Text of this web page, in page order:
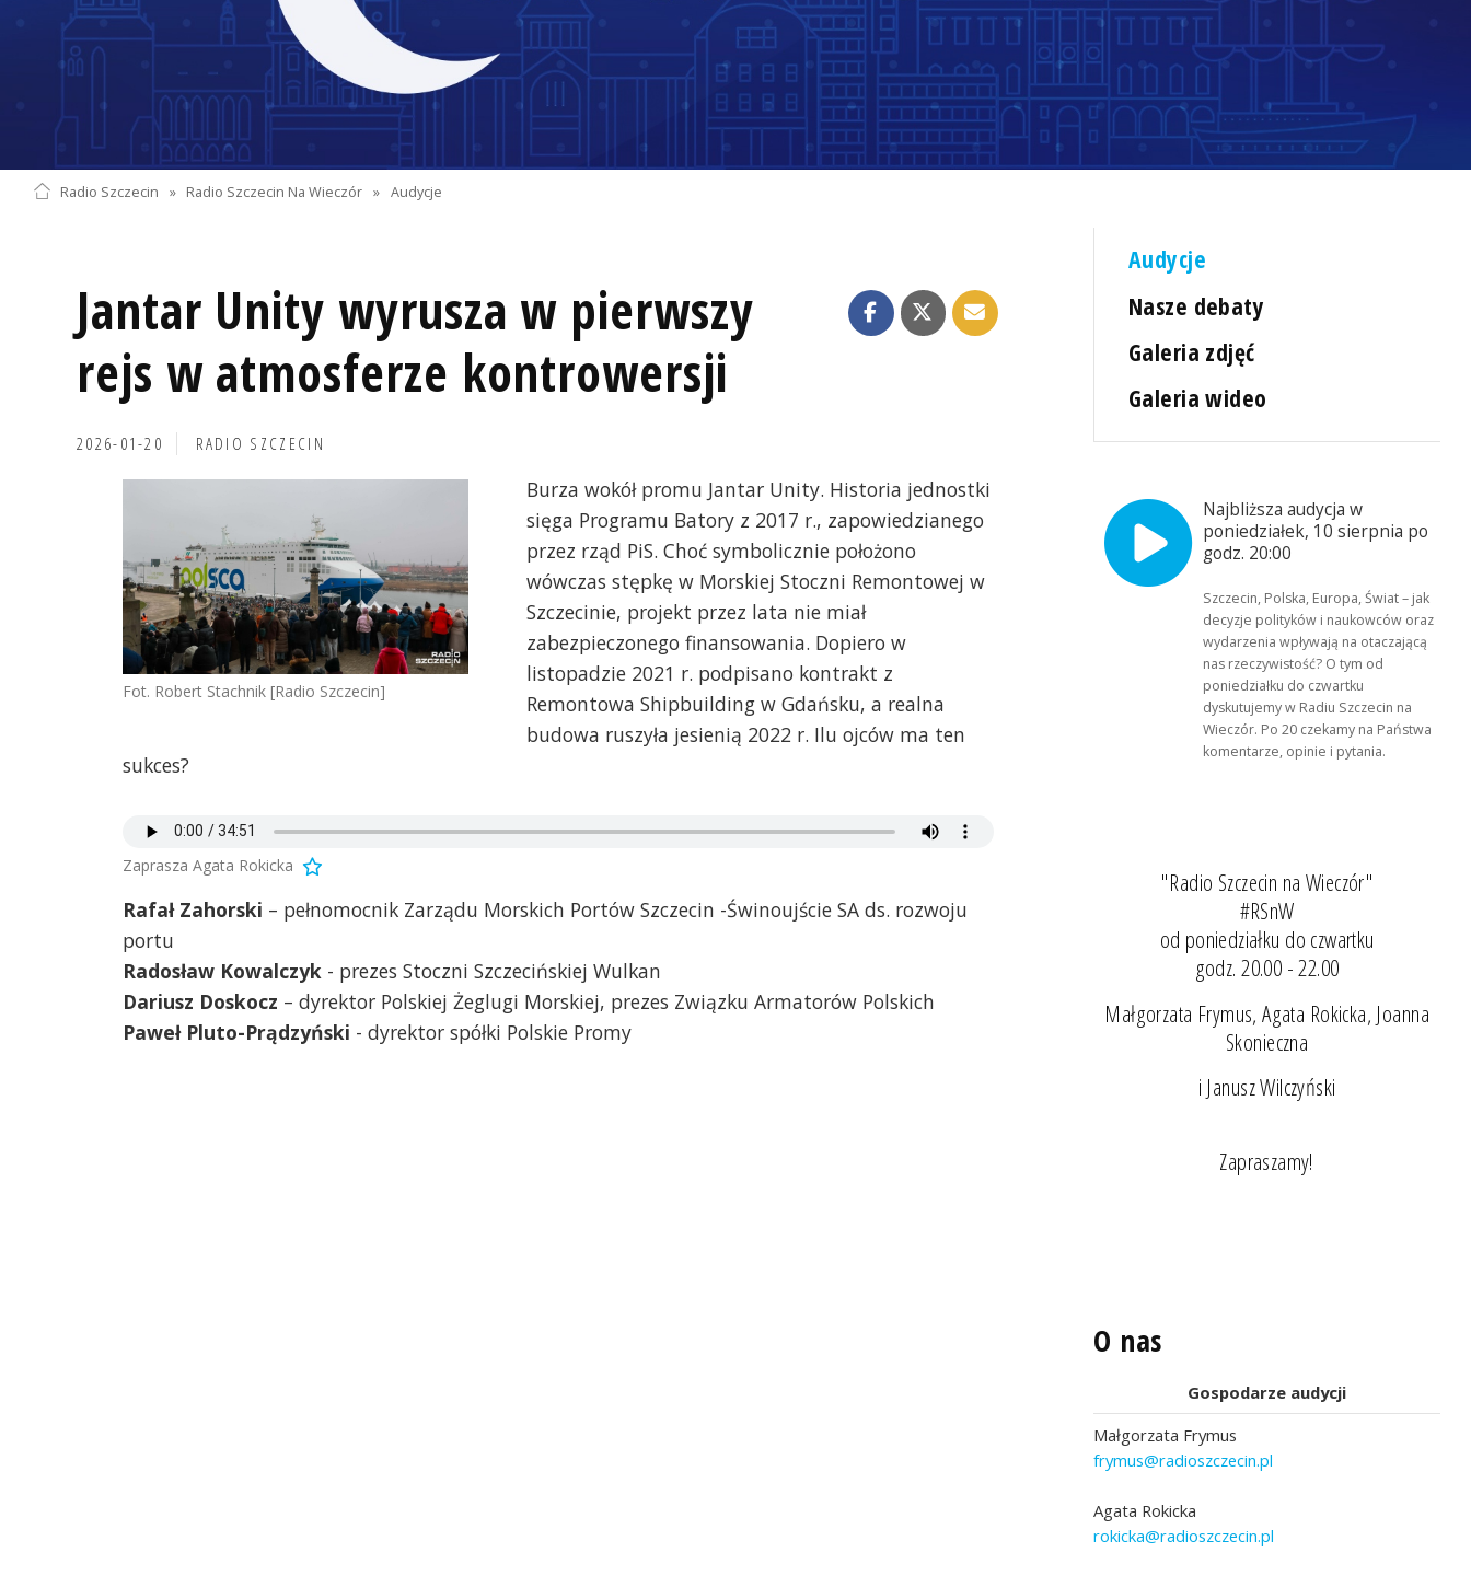
Radio Szczecin » Radio Szczecin Na Wieczór » Audycje
Jantar Unity wyrusza w pierwszy
rejs w atmosferze kontrowersji
2026-01-20 RADIO SZCZECIN
Fot. Robert Stachnik [Radio Szczecin]
Burza wokół promu Jantar Unity. Historia jednostki
sięga Programu Batory z 2017 r., zapowiedzianego
przez rząd PiS. Choć symbolicznie położono
wówczas stępkę w Morskiej Stoczni Remontowej w
Szczecinie, projekt przez lata nie miał
zabezpieczonego finansowania. Dopiero w
listopadzie 2021 r. podpisano kontrakt z
Remontowa Shipbuilding w Gdańsku, a realna
budowa ruszyła jesienią 2022 r. Ilu ojców ma ten
sukces?
Zaprasza Agata Rokicka
Rafał Zahorski – pełnomocnik Zarządu Morskich Portów Szczecin -Świnoujście SA ds. rozwoju
portu
Radosław Kowalczyk - prezes Stoczni Szczecińskiej Wulkan
Dariusz Doskocz – dyrektor Polskiej Żeglugi Morskiej, prezes Związku Armatorów Polskich
Paweł Pluto-Prądzyński - dyrektor spółki Polskie Promy
Audycje
Nasze debaty
Galeria zdjęć
Galeria wideo
Najbliższa audycja w
poniedziałek, 10 sierpnia po
godz. 20:00
Szczecin, Polska, Europa, Świat – jak
decyzje polityków i naukowców oraz
wydarzenia wpływają na otaczającą
nas rzeczywistość? O tym od
poniedziałku do czwartku
dyskutujemy w Radiu Szczecin na
Wieczór. Po 20 czekamy na Państwa
komentarze, opinie i pytania.
"Radio Szczecin na Wieczór"
#RSnW
od poniedziałku do czwartku
godz. 20.00 - 22.00
Małgorzata Frymus, Agata Rokicka, Joanna
Skonieczna
i Janusz Wilczyński
Zapraszamy!
O nas
Gospodarze audycji
Małgorzata Frymus
frymus@radioszczecin.pl
Agata Rokicka
rokicka@radioszczecin.pl